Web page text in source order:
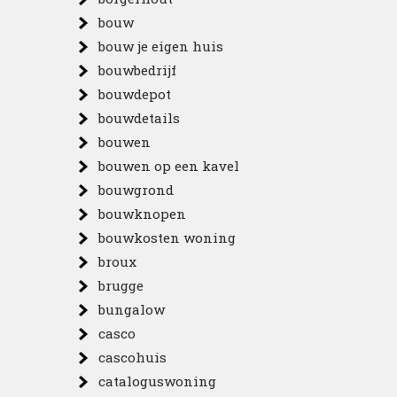
bouw
bouw je eigen huis
bouwbedrijf
bouwdepot
bouwdetails
bouwen
bouwen op een kavel
bouwgrond
bouwknopen
bouwkosten woning
broux
brugge
bungalow
casco
cascohuis
cataloguswoning